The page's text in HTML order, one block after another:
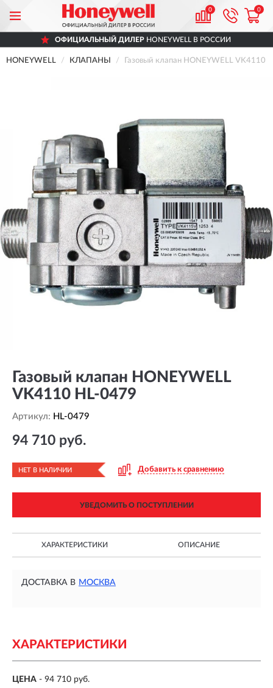
0 0
ОФИЦИАЛЬНЫЙ ДИЛЕР HONEYWELL В РОССИИ
HONEYWELL КЛАПАНЫ Газовый клапан HONEYWELL VK4110
Газовый клапан HONEYWELL
VK4110 HL-0479
Артикул: HL-0479
94 710 руб.
НЕТ В НАЛИЧИИ Добавить к сравнению
УВЕДОМИТЬ О ПОСТУПЛЕНИИ
ХАРАКТЕРИСТИКИ ОПИСАНИЕ
ДОСТАВКА В МОСКВА
ХАРАКТЕРИСТИКИ
ЦЕНА - 94 710 руб.